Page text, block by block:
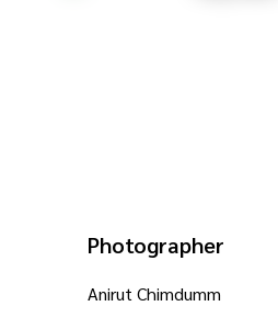
Photographer
Anirut Chimdumm